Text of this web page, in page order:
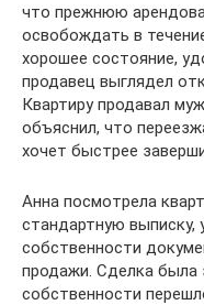
что прежнюю
освобождать в
хорошее состояние,
продавец выглядел
Квартиру продавал
объяснил, что
хочет быстрее
Анна посмотрела
стандартную
собственности
продажи. Сделка была
собственности